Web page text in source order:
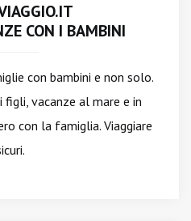
CON I BAMBINI
con bambini e non solo.
figli, vacanze al mare e in
con la famiglia. Viaggiare